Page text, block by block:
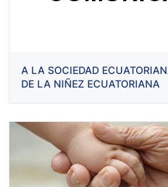
A LA SOCIEDAD
DE LA NIÑEZ ECUATORIANA